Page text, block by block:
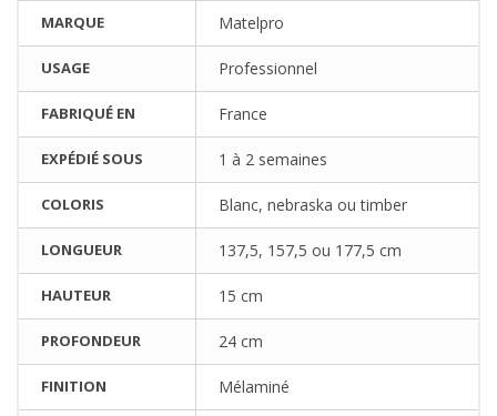
MARQUE Matelpro
USAGE Professionnel
FABRIQUÉ EN France
EXPÉDIÉ SOUS 1 à 2 semaines
COLORIS Blanc, nebraska ou timber
LONGUEUR 137,5, 157,5 ou 177,5 cm
HAUTEUR 15 cm
PROFONDEUR 24 cm
FINITION Mélaminé